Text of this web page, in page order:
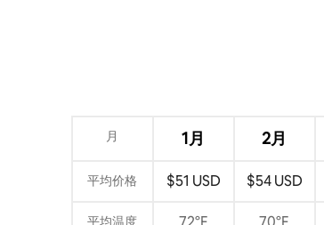
月 1月 2月
平均价格 $51 USD $54 USD
平均温度